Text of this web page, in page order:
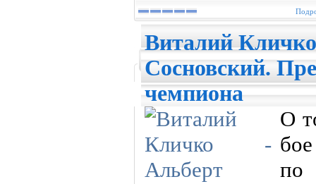
Виталий
Сосновский.
чемпиона
О
по